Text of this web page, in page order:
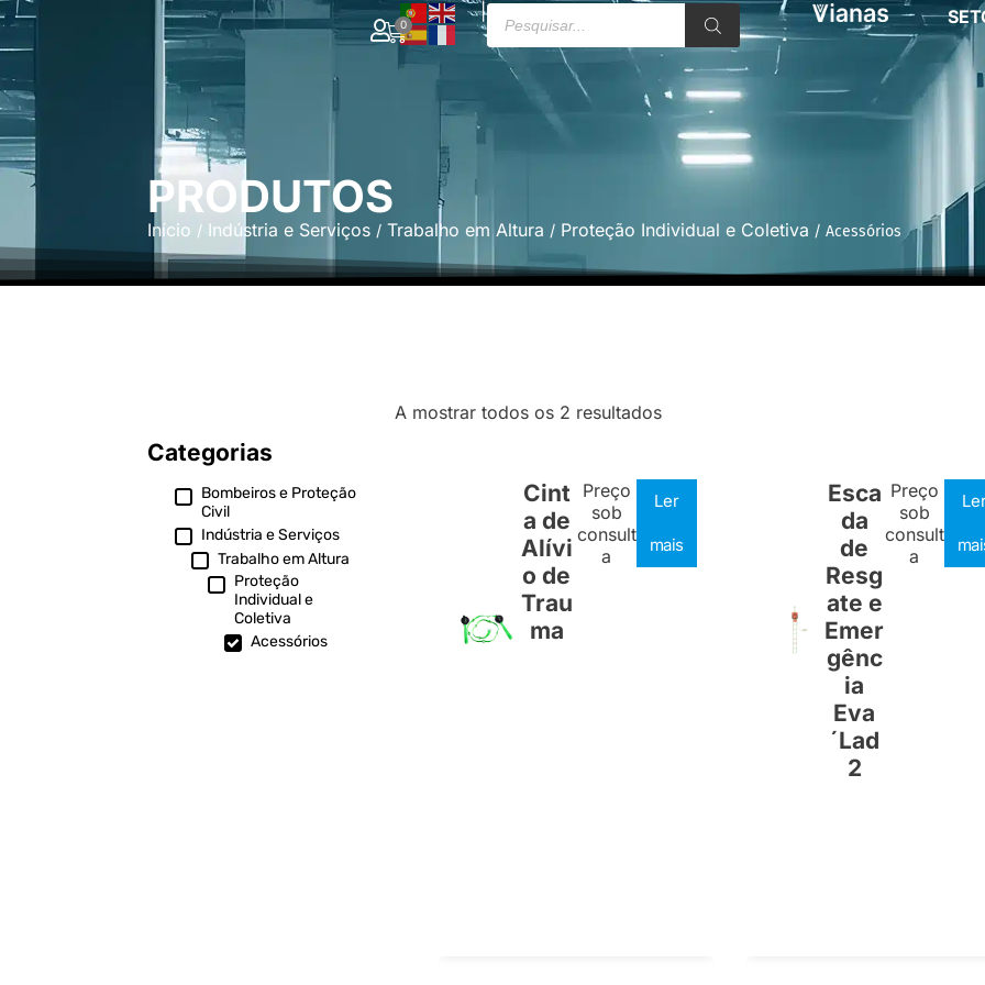
0
|
PRODUTOS
Início / Indústria e Serviços /Trabalho em Altura / Proteção Individual e Coletiva / Acessórios
Categorias
Bombeiros e Proteção
Civil
Indústria e Serviços
Trabalho em Altura
Proteção
Individual e
Coletiva
Acessórios
A mostrar todos os 2 resultados
Cint
a de
Alívi
o de
Trau
ma
Preço
sob
consult
a
Ler
mais
Esca
da
de
Resg
ate e
Emer
gênc
ia
Eva
´Lad
2
Preço
sob
consult
a